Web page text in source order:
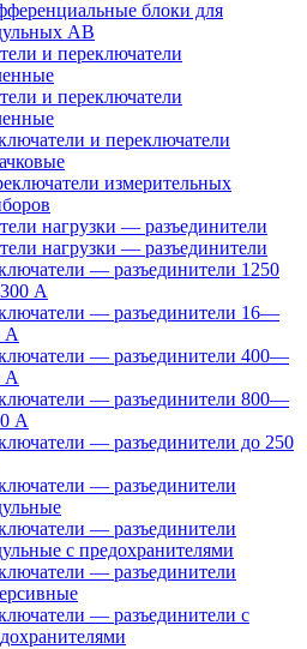
блоки для
АВ
и переключатели
и переключатели
и переключатели
измерительных
нагрузки — разъединители
нагрузки — разъединители
— разъединители 1250
А
— разъединители 16—
А
— разъединители 400—
А
— разъединители 800—
А
— разъединители до 250
— разъединители
— разъединители
с предохранителями
— разъединители
— разъединители с